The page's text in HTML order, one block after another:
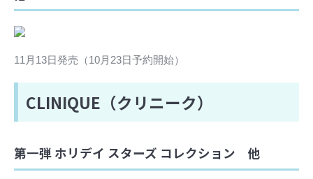
11月13日発売（10月23日予約開始）
CLINIQUE（クリニーク）
第一弾 ホリデイ スターズ コレクション 他